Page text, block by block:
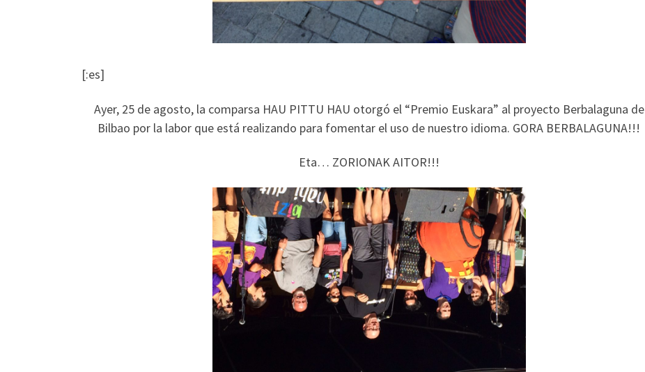
[:es]
Ayer, 25 de agosto, la comparsa HAU PITTU HAU otorgó el “Premio Euskara” al proyecto Berbalaguna de
Bilbao por la labor que está realizando para fomentar el uso de nuestro idioma. GORA BERBALAGUNA!!!
Eta… ZORIONAK AITOR!!!